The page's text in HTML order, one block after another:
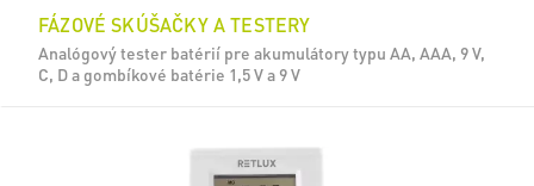
FÁZOVÉ SKÚŠAČKY A TESTERY
Analógový tester batérií pre akumulátory typu AA, AAA, 9 V,
C, D a gombíkové batérie 1,5 V a 9 V